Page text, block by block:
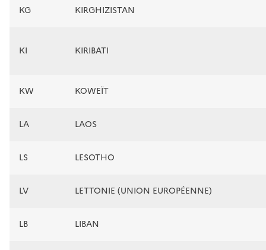
KG KIRGHIZISTAN
KI KIRIBATI
KW KOWEÏT
LA LAOS
LS LESOTHO
LV LETTONIE (UNION EUROPÉENNE)
LB LIBAN